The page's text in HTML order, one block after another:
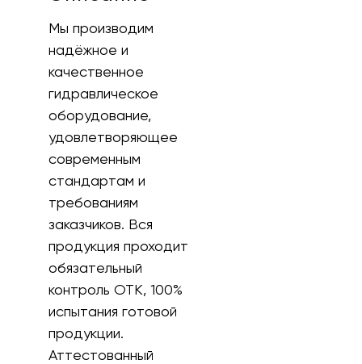
Мы производим
надёжное и
качественное
гидравлическое
оборудование,
удовлетворяющее
современным
стандартам и
требованиям
заказчиков. Вся
продукция проходит
обязательный
контроль ОТК, 100%
испытания готовой
продукции.
Аттестованный